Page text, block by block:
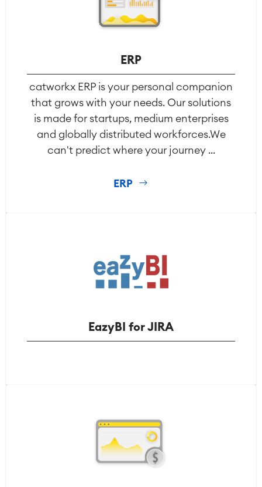
Zarządzanie pracą
Zarządzanie usługami
informatycznymi i CMDB
Podróż zarządzania usługami
Enterprise Service Management
Zarządzanie aktywami (Asset
Management)
Wielokanałowa Obsługa Klienta
Utrzymanie ruchu
Wirtualne biuro
Integracja SAP
ERP
catworkx ERP is your personal companion
that grows with your needs. Our solutions
is made for startups, medium enterprises
and globally distributed workforces.We
can't predict where your journey ...
ERP
EazyBI for JIRA